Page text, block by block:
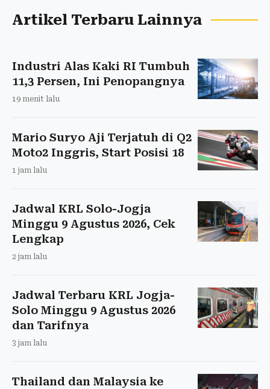
Artikel Terbaru Lainnya
Industri Alas Kaki RI Tumbuh
11,3 Persen, Ini Penopangnya
19 menit lalu
Mario Suryo Aji Terjatuh di Q2
Moto2 Inggris, Start Posisi 18
1 jam lalu
Jadwal KRL Solo-Jogja
Minggu 9 Agustus 2026, Cek
Lengkap
2 jam lalu
Jadwal Terbaru KRL Jogja-
Solo Minggu 9 Agustus 2026
dan Tarifnya
3 jam lalu
Thailand dan Malaysia ke